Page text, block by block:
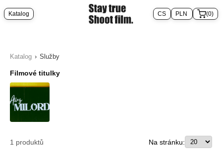
Katalog (0)
Katalog › Služby
Filmové titulky
1 produktů Na stránku: